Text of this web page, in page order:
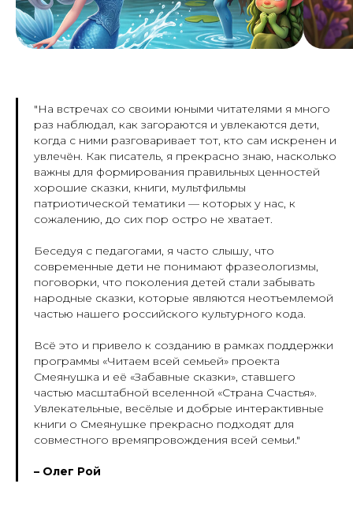
"На встречах со своими юными читателями я много
раз наблюдал, как загораются и увлекаются дети,
когда с ними разговаривает тот, кто сам искренен и
увлечён. Как писатель, я прекрасно знаю, насколько
важны для формирования правильных ценностей
хорошие сказки, книги, мультфильмы
патриотической тематики — которых у нас, к
сожалению, до сих пор остро не хватает.
Беседуя с педагогами, я часто слышу, что
современные дети не понимают фразеологизмы,
поговорки, что поколения детей стали забывать
народные сказки, которые являются неотъемлемой
частью нашего российского культурного кода.
Всё это и привело к созданию в рамках поддержки
программы «Читаем всей семьей» проекта
Смеянушка и её «Забавные сказки», ставшего
частью масштабной вселенной «Страна Счастья».
Увлекательные, весёлые и добрые интерактивные
книги о Смеянушке прекрасно подходят для
совместного времяпровождения всей семьи."
– Олег Рой